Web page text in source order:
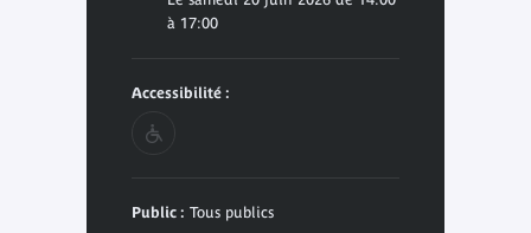
à 17:00
Accessibilité :
Public : Tous publics